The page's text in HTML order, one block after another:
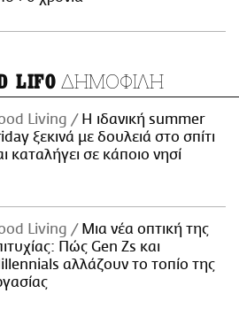
LIFO ΔΗΜΟΦΙΛΗ
Living
Η ιδανική summer
ξεκινά με δουλειά στο σπίτι
καταλήγει σε κάποιο νησί
Living
Μια νέα οπτική της
Πώς Gen Zs και
αλλάζουν το τοπίο της